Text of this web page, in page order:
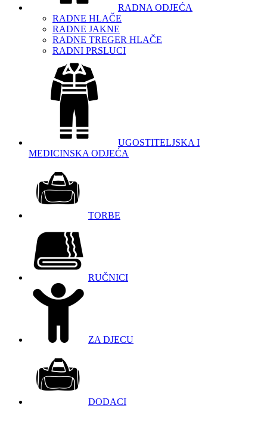
RADNA ODJEĆA
RADNE HLAČE
RADNE JAKNE
RADNE TREGER HLAČE
RADNI PRSLUCI
UGOSTITELJSKA I
MEDICINSKA ODJEĆA
TORBE
RUČNICI
ZA DJECU
DODACI